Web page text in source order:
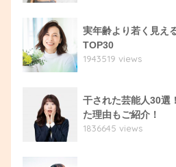
実年齢より若く見え
TOP30
1943519 views
干された芸能人30選
た理由もご紹介！
1836645 views